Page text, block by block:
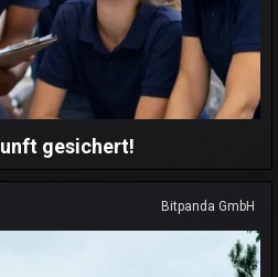
gesichert!
Bitpanda GmbH